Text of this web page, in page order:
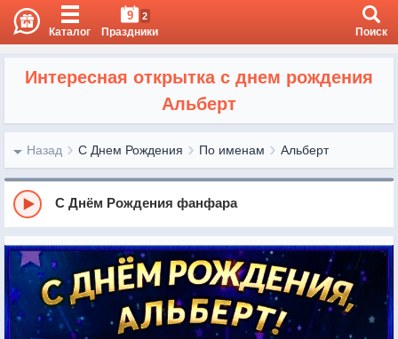
Каталог
9 2
Праздники Поиск
Интересная открытка с днем рождения
Альберт
Назад С Днем Рождения По именам Альберт
С Днём Рождения фанфара